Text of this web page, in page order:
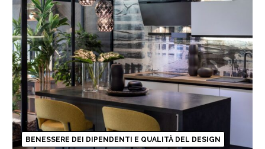
BENESSERE DEI DIPENDENTI E QUALITÀ DEL DESIGN